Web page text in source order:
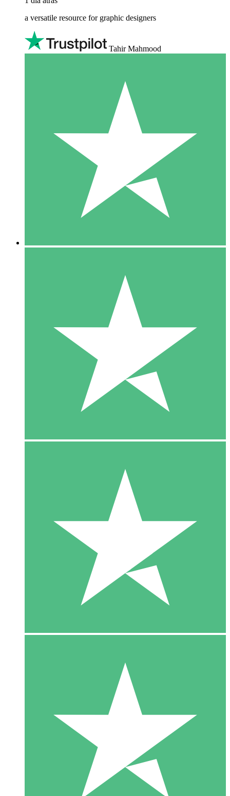
a versatile resource for graphic designers
Tahir Mahmood